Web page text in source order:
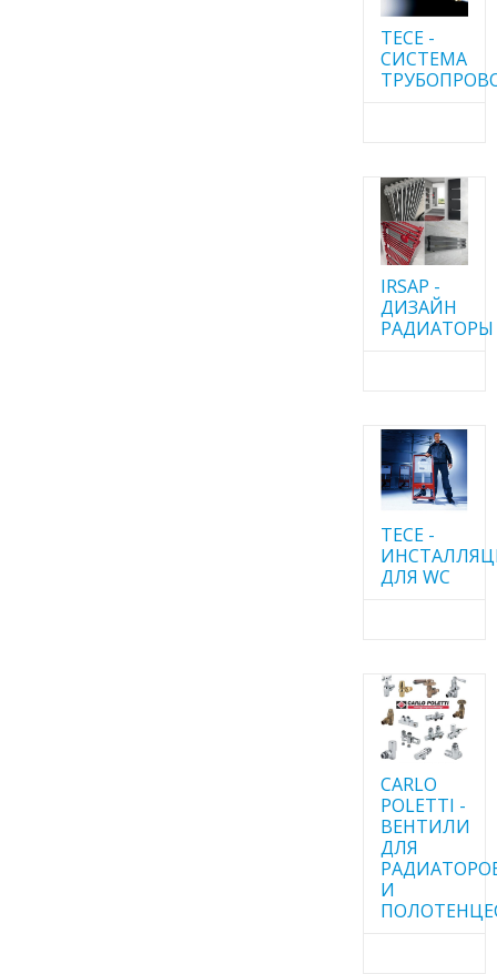
TECE -
CИСТЕМА
IRSAP -
ДИЗАЙН
РАДИАТОРЫ
TECE -
ДЛЯ WC
CARLO
POLETTI -
ВЕНТИЛИ
ДЛЯ
И